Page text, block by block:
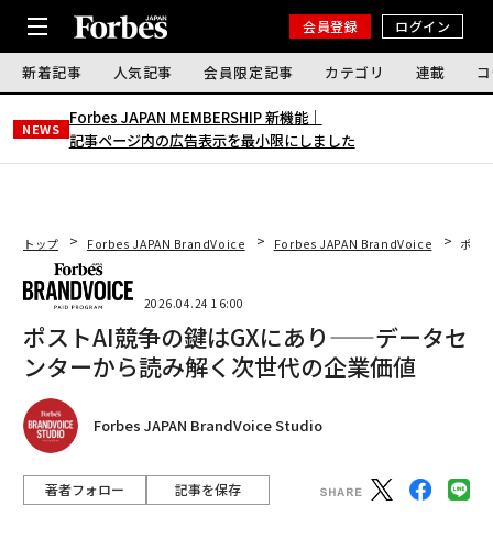
会員登録 ログイン
新着記事 人気記事 会員限定記事 カテゴリ 連載
NEWS
Forbes JAPAN MEMBERSHIP 新機能｜
記事ページ内の広告表示を最小限にしました
トップ Forbes JAPAN BrandVoice Forbes JAPAN BrandVoice ポス
2026.04.24 16:00
ポストAI競争の鍵はGXにあり——データセ
ンターから読み解く次世代の企業価値
Forbes JAPAN BrandVoice Studio
著者フォロー 記事を保存